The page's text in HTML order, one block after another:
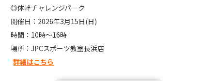
◎体幹チャレンジパーク
開催日：2026年3月15日(日)
時間：10時〜16時
場所：JPCスポーツ教室長浜店
詳細はこちら